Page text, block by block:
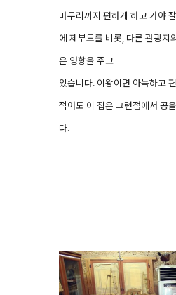
마무리까지 편하게 하고 가야
에 제부도를 비롯, 다른 관광지
은 영향을 주고
있습니다. 이왕이면 아늑하고
적어도 이 집은 그런점에서 공
다.